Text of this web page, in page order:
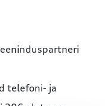
telefoni- ja